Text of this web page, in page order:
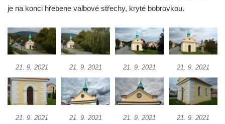
Křížová cesta Římov – XVII. kaple – Velký
Křížová cesta Římov – XVI. kaple – U
Herodesa
Křížová cesta Římov – XIV. kaple – U
Kaifáše (U Děvečky)
Křížová cesta Římov – XIII. kaple – U
je na konci hřebene valbové střechy, kryté bobrovkou.
21. 9. 2021 21. 9. 2021 21. 9. 2021 21. 9. 2021
21. 9. 2021 21. 9. 2021 21. 9. 2021 21. 9. 2021